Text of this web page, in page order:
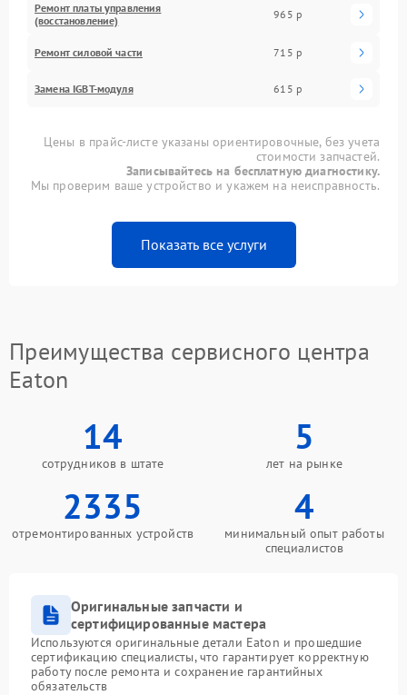
Ремонт платы управления
(восстановление)
965 р
Ремонт силовой части 715 р
Замена IGBT-модуля 615 р
Цены в прайс-листе указаны ориентировочные, без учета
стоимости запчастей.
Записывайтесь на бесплатную диагностику.
Мы проверим ваше устройство и укажем на неисправность.
Показать все услуги
Преимущества сервисного центра
Eaton
14
сотрудников в штате
5
лет на рынке
2335
отремонтированных устройств
4
минимальный опыт работы
специалистов
Оригинальные запчасти и
сертифицированные мастера
Используются оригинальные детали Eaton и прошедшие
сертификацию специалисты, что гарантирует корректную
работу после ремонта и сохранение гарантийных
обязательств